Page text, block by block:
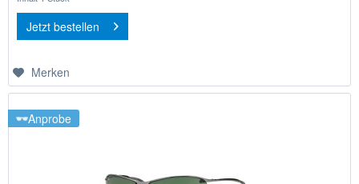
Jetzt bestellen
Merken
Anprobe